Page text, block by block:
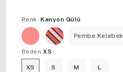
Renk Kanyon Gülü
Pembe Kelebek
Beden XS
XS S M L